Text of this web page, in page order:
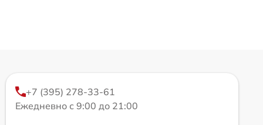
+7 (395) 278-33-61
Ежедневно с 9:00 до 21:00